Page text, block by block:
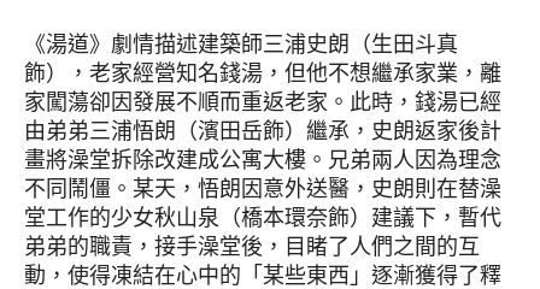
《湯道》劇情描述建築師三浦史朗（生田斗真
飾），老家經營知名錢湯，但他不想繼承家業，離
家闖蕩卻因發展不順而重返老家。此時，錢湯已經
由弟弟三浦悟朗（濱田岳飾）繼承，史朗返家後計
畫將澡堂拆除改建成公寓大樓。兄弟兩人因為理念
不同鬧僵。某天，悟朗因意外送醫，史朗則在替澡
堂工作的少女秋山泉（橋本環奈飾）建議下，暫代
弟弟的職責，接手澡堂後，目睹了人們之間的互
動，使得凍結在心中的「某些東西」逐漸獲得了釋